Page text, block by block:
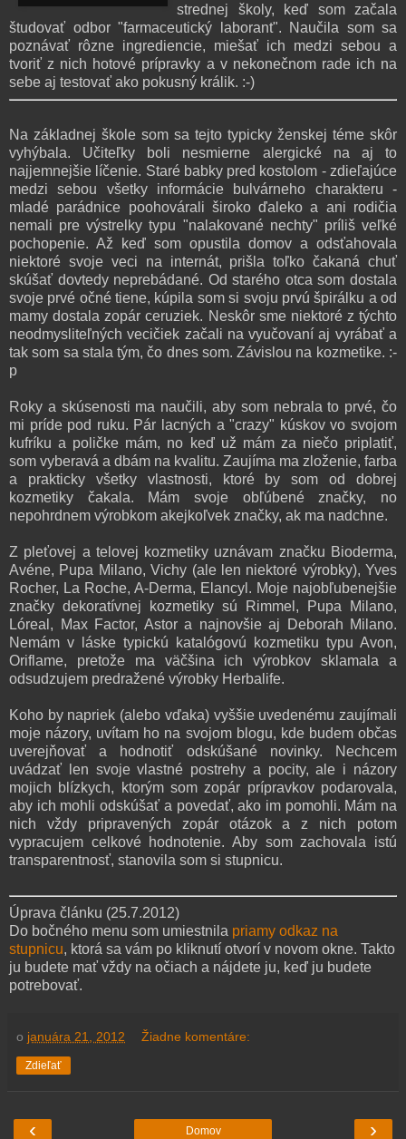
strednej školy, keď som začala
študovať odbor "farmaceutický laborant". Naučila som sa
poznávať rôzne ingrediencie, miešať ich medzi sebou a
tvoriť z nich hotové prípravky a v nekonečnom rade ich na
sebe aj testovať ako pokusný králik. :-)
Na základnej škole som sa tejto typicky ženskej téme skôr
vyhýbala. Učiteľky boli nesmierne alergické na aj to
najjemnejšie líčenie. Staré babky pred kostolom - zdieľajúce
medzi sebou všetky informácie bulvárneho charakteru -
mladé parádnice poohovárali široko ďaleko a ani rodičia
nemali pre výstrelky typu "nalakované nechty" príliš veľké
pochopenie. Až keď som opustila domov a odsťahovala
niektoré svoje veci na internát, prišla toľko čakaná chuť
skúšať dovtedy neprebádané. Od starého otca som dostala
svoje prvé očné tiene, kúpila som si svoju prvú špirálku a od
mamy dostala zopár ceruziek. Neskôr sme niektoré z týchto
neodmysliteľných vecičiek začali na vyučovaní aj vyrábať a
tak som sa stala tým, čo dnes som. Závislou na kozmetike. :-
p
Roky a skúsenosti ma naučili, aby som nebrala to prvé, čo
mi príde pod ruku. Pár lacných a "crazy" kúskov vo svojom
kufríku a poličke mám, no keď už mám za niečo priplatiť,
som vyberavá a dbám na kvalitu. Zaujíma ma zloženie, farba
a prakticky všetky vlastnosti, ktoré by som od dobrej
kozmetiky čakala. Mám svoje obľúbené značky, no
nepohrdnem výrobkom akejkoľvek značky, ak ma nadchne.
Z pleťovej a telovej kozmetiky uznávam značku Bioderma,
Avéne, Pupa Milano, Vichy (ale len niektoré výrobky), Yves
Rocher, La Roche, A-Derma, Elancyl. Moje najobľubenejšie
značky dekoratívnej kozmetiky sú Rimmel, Pupa Milano,
Lóreal, Max Factor, Astor a najnovšie aj Deborah Milano.
Nemám v láske typickú katalógovú kozmetiku typu Avon,
Oriflame, pretože ma väčšina ich výrobkov sklamala a
odsudzujem predražené výrobky Herbalife.
Koho by napriek (alebo vďaka) vyššie uvedenému zaujímali
moje názory, uvítam ho na svojom blogu, kde budem občas
uverejňovať a hodnotiť odskúšané novinky. Nechcem
uvádzať len svoje vlastné postrehy a pocity, ale i názory
mojich blízkych, ktorým som zopár prípravkov podarovala,
aby ich mohli odskúšať a povedať, ako im pomohli. Mám na
nich vždy pripravených zopár otázok a z nich potom
vypracujem celkové hodnotenie. Aby som zachovala istú
transparentnosť, stanovila som si stupnicu.
Úprava článku (25.7.2012)
Do bočného menu som umiestnila priamy odkaz na
stupnicu, ktorá sa vám po kliknutí otvorí v novom okne. Takto
ju budete mať vždy na očiach a nájdete ju, keď ju budete
potrebovať.
o januára 21, 2012 Žiadne komentáre:
Zdieľať
‹ ›
Domov